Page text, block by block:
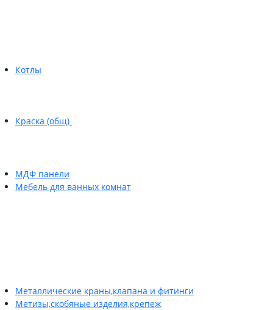
Котлы
Краска (общ)
МДФ панели
Мебель для ванных комнат
Металлические краны,клапана и фитинги
Метизы,скобяные изделия,крепеж